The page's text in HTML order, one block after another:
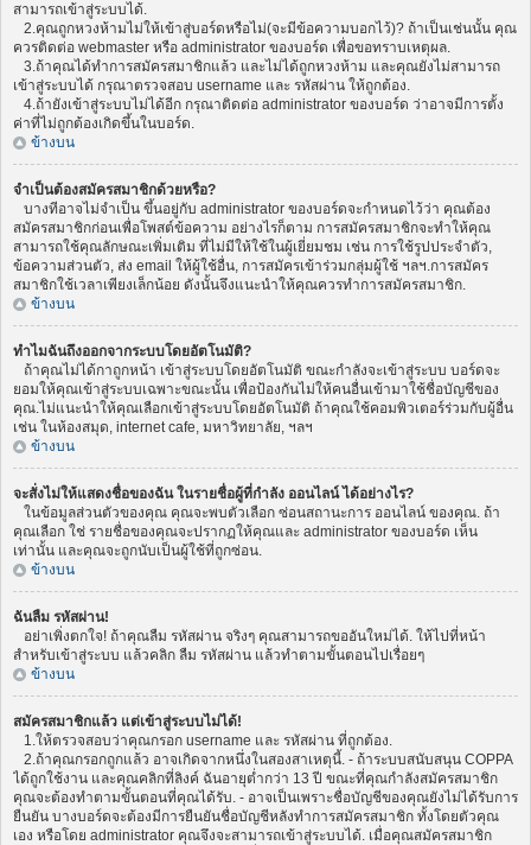
สามารถเข้าสู่ระบบได้.
2.คุณถูกหวงห้ามไม่ให้เข้าสู่บอร์ดหรือไม่(จะมีข้อความบอกไว้)? ถ้าเป็นเช่นนั้น คุณ
ควรติดต่อ webmaster หรือ administrator ของบอร์ด เพื่อขอทราบเหตุผล.
3.ถ้าคุณได้ทำการสมัครสมาชิกแล้ว และไม่ได้ถูกหวงห้าม และคุณยังไม่สามารถ
เข้าสู่ระบบได้ กรุณาตรวจสอบ username และ รหัสผ่าน ให้ถูกต้อง.
4.ถ้ายังเข้าสู่ระบบไม่ได้อีก กรุณาติดต่อ administrator ของบอร์ด ว่าอาจมีการตั้ง
ค่าที่ไม่ถูกต้องเกิดขึ้นในบอร์ด.
ข้างบน
จำเป็นต้องสมัครสมาชิกด้วยหรือ?
บางทีอาจไม่จำเป็น ขึ้นอยู่กับ administrator ของบอร์ดจะกำหนดไว้ว่า คุณต้อง
สมัครสมาชิกก่อนเพื่อโพสต์ข้อความ อย่างไรก็ตาม การสมัครสมาชิกจะทำให้คุณ
สามารถใช้คุณลักษณะเพิ่มเติม ที่ไม่มีให้ใช้ในผู้เยี่ยมชม เช่น การใช้รูปประจำตัว,
ข้อความส่วนตัว, ส่ง email ให้ผู้ใช้อื่น, การสมัครเข้าร่วมกลุ่มผู้ใช้ ฯลฯ.การสมัคร
สมาชิกใช้เวลาเพียงเล็กน้อย ดังนั้นจึงแนะนำให้คุณควรทำการสมัครสมาชิก.
ข้างบน
ทำไมฉันถึงออกจากระบบโดยอัตโนมัติ?
ถ้าคุณไม่ได้กาถูกหน้า เข้าสู่ระบบโดยอัตโนมัติ ขณะกำลังจะเข้าสู่ระบบ บอร์ดจะ
ยอมให้คุณเข้าสู่ระบบเฉพาะขณะนั้น เพื่อป้องกันไม่ให้คนอื่นเข้ามาใช้ชื่อบัญชีของ
คุณ.ไม่แนะนำให้คุณเลือกเข้าสู่ระบบโดยอัตโนมัติ ถ้าคุณใช้คอมพิวเตอร์ร่วมกับผู้อื่น
เช่น ในห้องสมุด, internet cafe, มหาวิทยาลัย, ฯลฯ
ข้างบน
จะสั่งไม่ให้แสดงชื่อของฉัน ในรายชื่อผู้ที่กำลัง ออนไลน์ ได้อย่างไร?
ในข้อมูลส่วนตัวของคุณ คุณจะพบตัวเลือก ซ่อนสถานะการ ออนไลน์ ของคุณ. ถ้า
คุณเลือก ใช่ รายชื่อของคุณจะปรากฏให้คุณและ administrator ของบอร์ด เห็น
เท่านั้น และคุณจะถูกนับเป็นผู้ใช้ที่ถูกซ่อน.
ข้างบน
ฉันลืม รหัสผ่าน!
อย่าเพิ่งตกใจ! ถ้าคุณลืม รหัสผ่าน จริงๆ คุณสามารถขออันใหม่ได้. ให้ไปที่หน้า
สำหรับเข้าสู่ระบบ แล้วคลิก ลืม รหัสผ่าน แล้วทำตามขั้นตอนไปเรื่อยๆ
ข้างบน
สมัครสมาชิกแล้ว แต่เข้าสู่ระบบไม่ได้!
1.ให้ตรวจสอบว่าคุณกรอก username และ รหัสผ่าน ที่ถูกต้อง.
2.ถ้าคุณกรอกถูกแล้ว อาจเกิดจากหนึ่งในสองสาเหตุนี้. - ถ้าระบบสนับสนุน COPPA
ได้ถูกใช้งาน และคุณคลิกที่ลิงค์ ฉันอายุต่ำกว่า 13 ปี ขณะที่คุณกำลังสมัครสมาชิก
คุณจะต้องทำตามขั้นตอนที่คุณได้รับ. - อาจเป็นเพราะชื่อบัญชีของคุณยังไม่ได้รับการ
ยืนยัน บางบอร์ดจะต้องมีการยืนยันชื่อบัญชีหลังทำการสมัครสมาชิก ทั้งโดยตัวคุณ
เอง หรือโดย administrator คุณจึงจะสามารถเข้าสู่ระบบได้. เมื่อคุณสมัครสมาชิก